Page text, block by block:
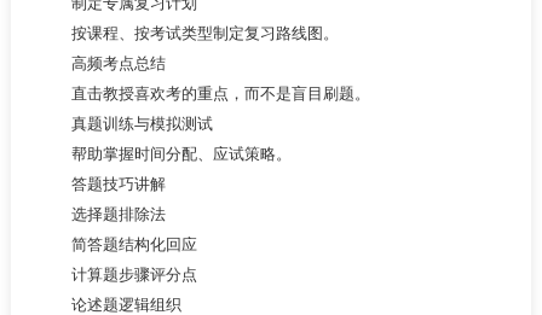
按课程、按考试类型制定复习路线图。
高频考点总结
直击教授喜欢考的重点，而不是盲目刷题。
真题训练与模拟测试
帮助掌握时间分配、应试策略。
答题技巧讲解
选择题排除法
简答题结构化回应
计算题步骤评分点
论述题逻辑组织